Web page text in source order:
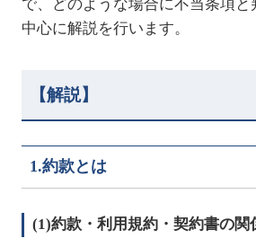
で、どのような場合に不当条項と
中心に解説を行います。
【解説】
1.約款とは
(1)約款・利用規約・契約書の関